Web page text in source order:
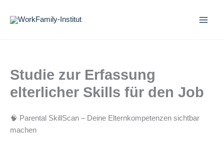
Inhalt
Studie zur Erfassung
elterlicher Skills für den Job
🧠 Parental SkillScan – Deine Elternkompetenzen sichtbar
machen